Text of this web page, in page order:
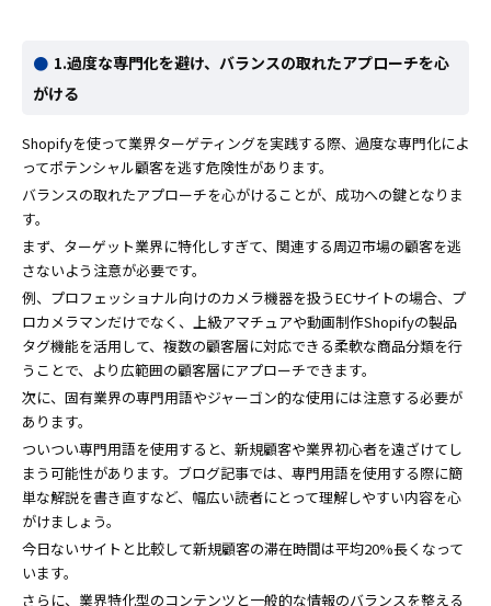
1.過度な専門化を避け、バランスの取れたアプローチを心
がける
Shopifyを使って業界ターゲティングを実践する際、過度な専門化によ
ってポテンシャル顧客を逃す危険性があります。
バランスの取れたアプローチを心がけることが、成功への鍵となりま
す。
まず、ターゲット業界に特化しすぎて、関連する周辺市場の顧客を逃
さないよう注意が必要です。
例、プロフェッショナル向けのカメラ機器を扱うECサイトの場合、プ
ロカメラマンだけでなく、上級アマチュアや動画制作Shopifyの製品
タグ機能を活用して、複数の顧客層に対応できる柔軟な商品分類を行
うことで、より広範囲の顧客層にアプローチできます。
次に、固有業界の専門用語やジャーゴン的な使用には注意する必要が
あります。
ついつい専門用語を使用すると、新規顧客や業界初心者を遠ざけてし
まう可能性があります。ブログ記事では、専門用語を使用する際に簡
単な解説を書き直すなど、幅広い読者にとって理解しやすい内容を心
がけましょう。
今日ないサイトと比較して新規顧客の滞在時間は平均20%長くなって
います。
さらに、業界特化型のコンテンツと一般的な情報のバランスを整える